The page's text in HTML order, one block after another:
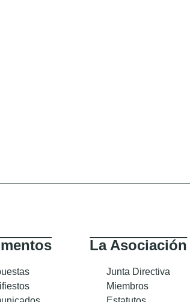
La Asociación
Junta Directiva
Miembros